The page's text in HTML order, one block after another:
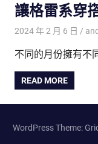
讓格雷系穿
2024 年 2 月 6 日
不同的月份擁有不
READ MORE
WordPress Theme: